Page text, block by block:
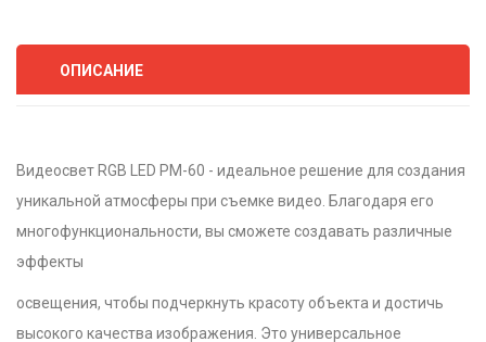
ОПИСАНИЕ
Видеосвет RGB LED PM-60 - идеальное решение для создания
уникальной атмосферы при съемке видео. Благодаря его
многофункциональности, вы сможете создавать различные
эффекты
освещения, чтобы подчеркнуть красоту объекта и достичь
высокого качества изображения. Это универсальное